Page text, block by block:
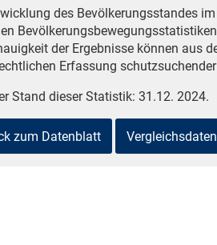
des Bevölkerungsstandes
der Ergebnisse können aus
Erfassung
Stand dieser Statistik: 31.12. 2024.
zum Datenblatt